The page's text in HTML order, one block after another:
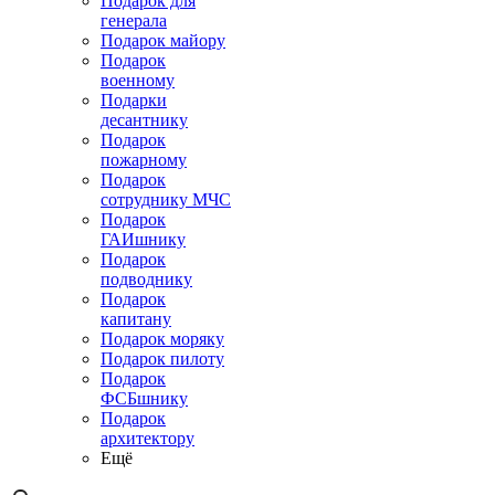
генерала
Подарок майору
Подарок
военному
Подарки
десантнику
Подарок
пожарному
Подарок
сотруднику МЧС
Подарок
ГАИшнику
Подарок
подводнику
Подарок
капитану
Подарок моряку
Подарок пилоту
Подарок
ФСБшнику
Подарок
архитектору
Ещё